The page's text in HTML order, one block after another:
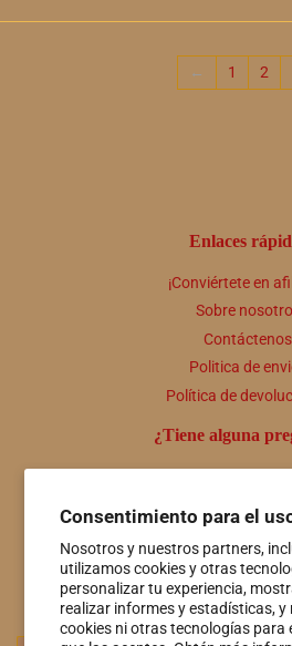
Consentimiento para el
Nosotros y nuestros partners,
utilizamos cookies y otras
personalizar tu experiencia,
realizar informes y estadísticas,
cookies ni otras tecnologías para
← 1 2
Enlaces
¡Conviértete en
Sobre
Contáctenos
Politica de
Política de
¿Tiene alguna
Boletin
Promociones, nuevos productos y
bandeja de